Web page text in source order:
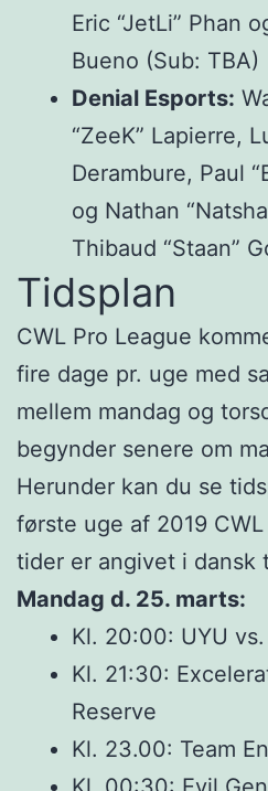
Eric “JetLi” Phan
Bueno (Sub: TBA)
Denial Esports:
“ZeeK” Lapierre,
Derambure, Paul
og Nathan
Thibaud “Staan”
Tidsplan
CWL Pro League
fire dage pr. uge med
mellem mandag og
begynder senere om
Herunder kan du se
første uge af 2019
tider er angivet i dansk
Mandag d. 25. marts:
Kl. 20:00: UYU
Kl. 21:30:
Reserve
Kl. 23.00: Team